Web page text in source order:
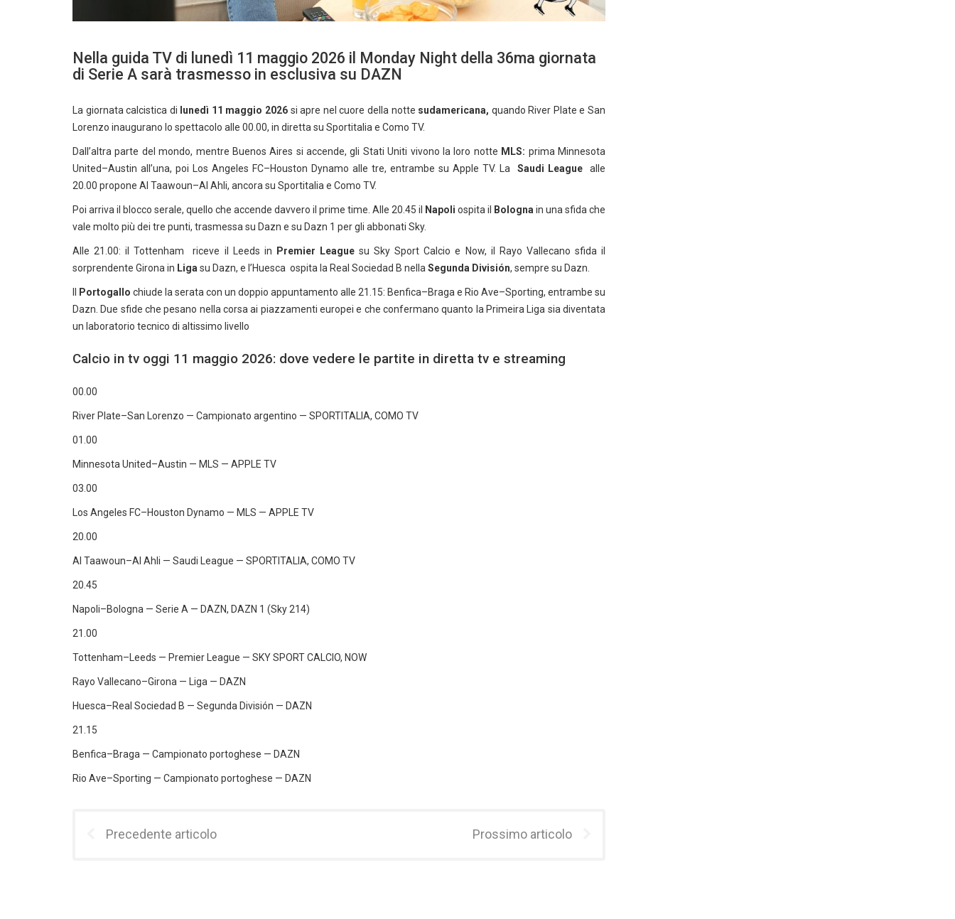
Nella guida TV di lunedì 11 maggio 2026 il Monday Night della 36ma giornata
di Serie A sarà trasmesso in esclusiva su DAZN
La giornata calcistica di lunedì 11 maggio 2026 si apre nel cuore della notte sudamericana, quando River Plate e San
Lorenzo inaugurano lo spettacolo alle 00.00, in diretta su Sportitalia e Como TV.
Dall’altra parte del mondo, mentre Buenos Aires si accende, gli Stati Uniti vivono la loro notte MLS: prima Minnesota
United–Austin all’una, poi Los Angeles FC–Houston Dynamo alle tre, entrambe su Apple TV. La
Saudi League
alle
20.00 propone Al Taawoun–Al Ahli, ancora su Sportitalia e Como TV.
Poi arriva il blocco serale, quello che accende davvero il prime time. Alle 20.45 il Napoli ospita il Bologna in una sfida che
vale molto più dei tre punti, trasmessa su Dazn e su Dazn 1 per gli abbonati Sky.
Alle 21.00: il Tottenham riceve il Leeds in Premier Leaguesu Sky Sport Calcio e Now, il Rayo Vallecano sfida il
sorprendente Girona in Liga su Dazn, e l’Huesca ospita la Real Sociedad B nella Segunda División, sempre su Dazn.
Portogallo chiude la serata con un doppio appuntamento alle 21.15: Benfica–Braga e Rio Ave–Sporting, entrambe su
Dazn. Due sfide che pesano nella corsa ai piazzamenti europei e che confermano quanto la Primeira Liga sia diventata
un laboratorio tecnico di altissimo livello
Calcio in tv oggi 11 maggio 2026: dove vedere le partite in diretta tv e streaming
00.00
River Plate–San Lorenzo — Campionato argentino — SPORTITALIA, COMO TV
01.00
Minnesota United–Austin — MLS — APPLE TV
03.00
Los Angeles FC–Houston Dynamo — MLS — APPLE TV
20.00
Al Taawoun–Al Ahli — Saudi League — SPORTITALIA, COMO TV
20.45
Napoli–Bologna — Serie A — DAZN, DAZN 1 (Sky 214)
21.00
Tottenham–Leeds — Premier League — SKY SPORT CALCIO, NOW
Rayo Vallecano–Girona — Liga — DAZN
Huesca–Real Sociedad B — Segunda División — DAZN
21.15
Benfica–Braga — Campionato portoghese — DAZN
Rio Ave–Sporting — Campionato portoghese — DAZN
Precedente articolo Prossimo articolo